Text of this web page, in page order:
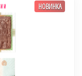
НОВИНКА